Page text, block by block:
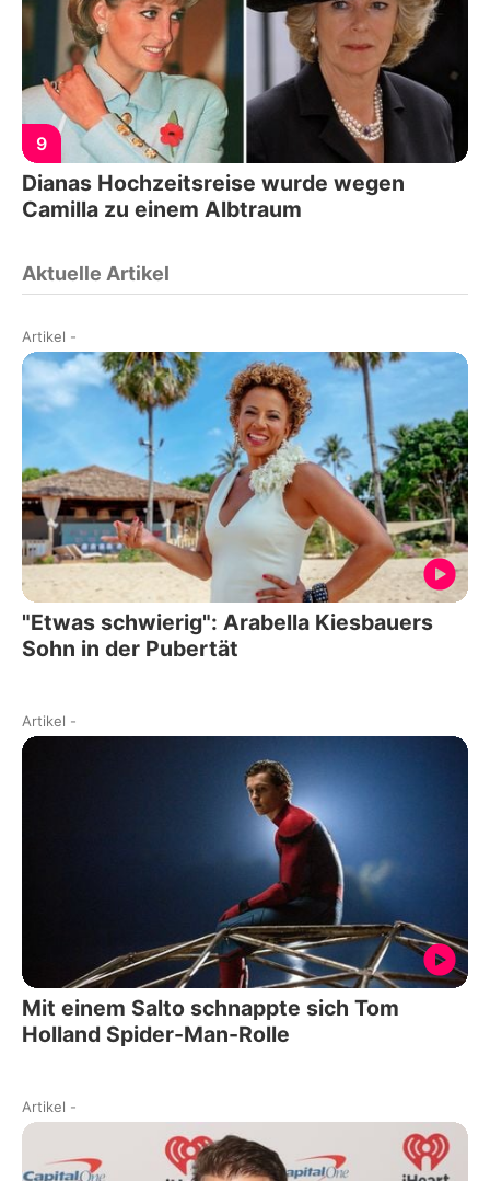
9
Dianas Hochzeitsreise wurde wegen
Camilla zu einem Albtraum
Aktuelle Artikel
Artikel -
"Etwas schwierig": Arabella Kiesbauers
Sohn in der Pubertät
Artikel -
Mit einem Salto schnappte sich Tom
Holland Spider-Man-Rolle
Artikel -